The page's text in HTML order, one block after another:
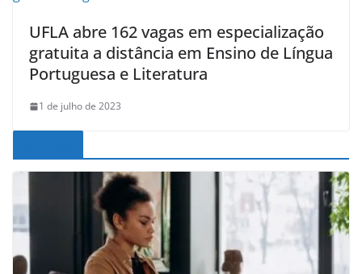
UFLA abre 162 vagas em especialização
gratuita a distância em Ensino de Língua
Portuguesa e Literatura
1 de julho de 2023